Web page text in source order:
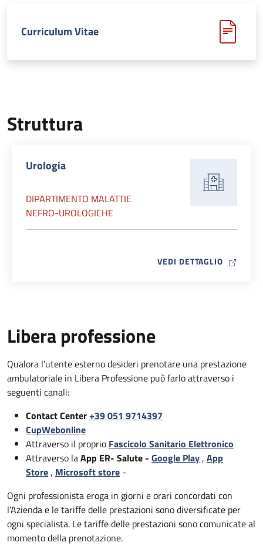
Curriculum Vitae
Struttura
Urologia
DIPARTIMENTO MALATTIE
NEFRO-UROLOGICHE
VEDI DETTAGLIO MAP ICON
Libera professione
Qualora l’utente esterno desideri prenotare una prestazione
ambulatoriale in Libera Professione può farlo attraverso i
seguenti canali:
Contact Center+39 051 9714397
CupWebonline
Attraverso il proprio Fascicolo Sanitario Elettronico
Attraverso laApp ER- Salute - Google Play, App
Store, Microsoft store -
Ogni professionista eroga in giorni e orari concordati con
l’Azienda e le tariffe delle prestazioni sono diversificate per
ogni specialista. Le tariffe delle prestazioni sono comunicate al
momento della prenotazione.